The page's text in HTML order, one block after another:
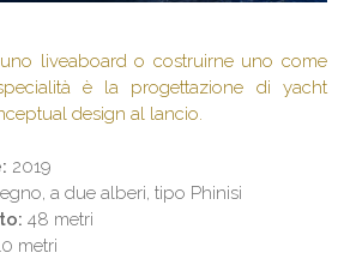
liveaboard o costruirne uno come
è la progettazione di yacht
design al lancio.
2019
a due alberi, tipo Phinisi
48 metri
metri